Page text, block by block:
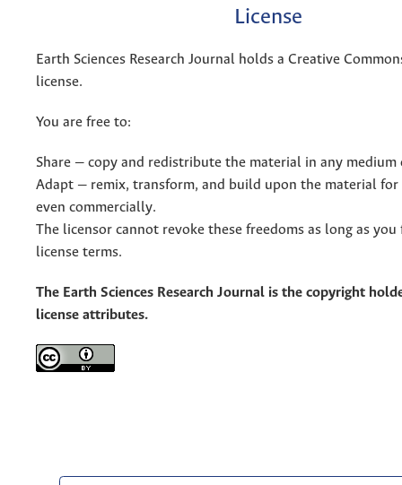
License
Earth Sciences Research Journal holds a Creative
license.
You are free to:
Share — copy and redistribute the material in any
Adapt — remix, transform, and build upon the material for
even commercially.
The licensor cannot revoke these freedoms as long as
license terms.
The Earth Sciences Research Journal is the copyright
license attributes.